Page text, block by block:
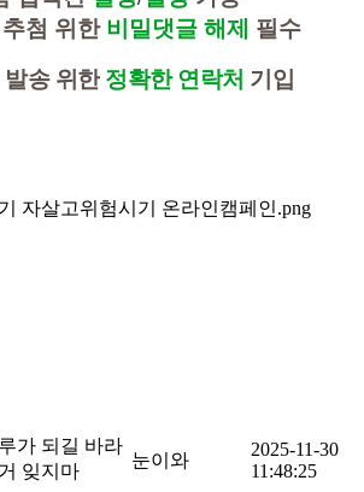
첨 위한 비밀댓글 해제 필수
송 위한 정확한 연락처 기입
가 되길 바라
잊지마
눈이와
2025-11-30
11:48:25